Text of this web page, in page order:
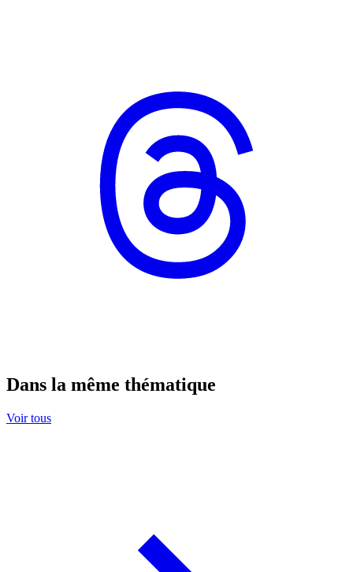
Dans la même thématique
Voir tous